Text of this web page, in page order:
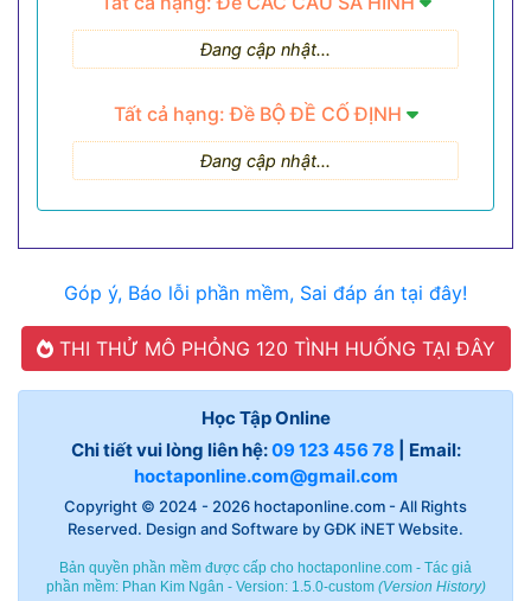
Đang cập nhật...
Tất cả hạng: Đề BỘ ĐỀ CỐ ĐỊNH
Đang cập nhật...
Góp ý, Báo lỗi phần mềm, Sai đáp án tại đây!
THI THỬ MÔ PHỎNG 120 TÌNH HUỐNG TẠI ĐÂY
Học Tập Online
Chi tiết vui lòng liên hệ:09 123 456 78 | Email:
hoctaponline.com@gmail.com
Copyright © 2024 - 2026 hoctaponline.com - All Rights
Reserved. Design and Software byGĐK iNET Website.
Bản quyền phần mềm được cấp cho hoctaponline.com - Tác giả
phần mềm: Phan Kim Ngân - Version: 1.5.0-custom (Version History)